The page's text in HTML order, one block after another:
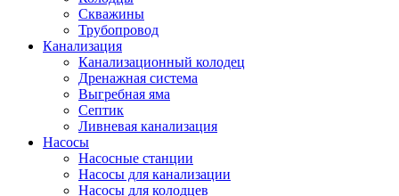
Скважины
Трубопровод
Канализация
Канализационный колодец
Дренажная система
Выгребная яма
Септик
Ливневая канализация
Насосы
Насосные станции
Насосы для канализации
Насосы для колодцев